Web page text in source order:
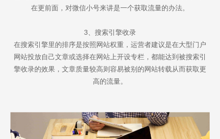
在更前面，对微信小号来讲是一个获取流量的办法。
3、搜索引擎收录
在搜索引擎里的排序是按照网站权重，运营者建议是在大型门户
网站投放自己文章或选择在网站上开设专栏，都能达到被搜索引
擎收录的效果，文章质量较高则容易被别的网站转载从而获取更
高的流量。